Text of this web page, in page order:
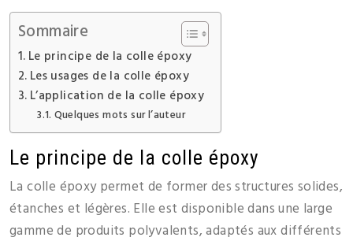
Sommaire
Le principe de la colle époxy
Les usages de la colle époxy
L’application de la colle époxy
Quelques mots sur l’auteur
Le principe de la colle époxy
La colle époxy permet de former des structures solides,
étanches et légères. Elle est disponible dans une large
gamme de produits polyvalents, adaptés aux différents